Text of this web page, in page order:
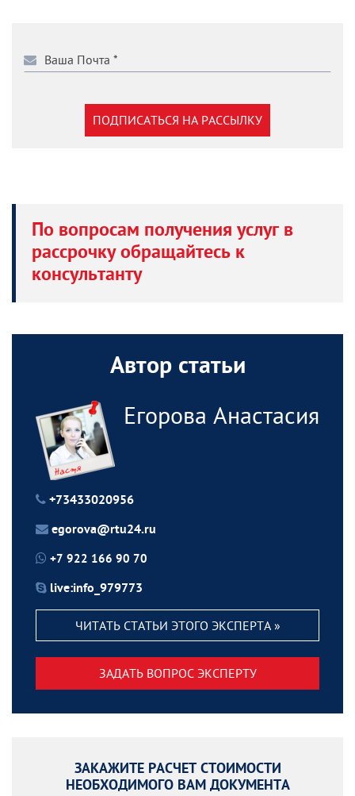
ПОДПИСАТЬСЯ НА РАССЫЛКУ
По вопросам получения услуг в
рассрочку обращайтесь к
консультанту
Автор статьи
Егорова Анастасия
+73433020956
egorova@rtu24.ru
+7 922 166 90 70
live:info_979773
ЧИТАТЬ СТАТЬИ ЭТОГО ЭКСПЕРТА »
ЗАДАТЬ ВОПРОС ЭКСПЕРТУ
ЗАКАЖИТЕ РАСЧЕТ СТОИМОСТИ
НЕОБХОДИМОГО ВАМ ДОКУМЕНТА